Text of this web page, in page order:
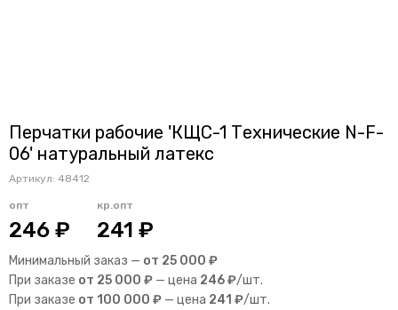
Перчатки рабочие 'КЩС-1 Технические N-F-
06' натуральный латекс
Артикул: 48412
опт
246 ₽
кр.опт
241 ₽
Минимальный заказ — от 25 000 ₽
При заказе от 25 000 ₽ — цена 246 ₽/шт.
При заказе от 100 000 ₽ — цена 241 ₽/шт.